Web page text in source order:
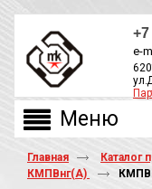
+7
e-
Главная Каталог
КМПВнг(А)